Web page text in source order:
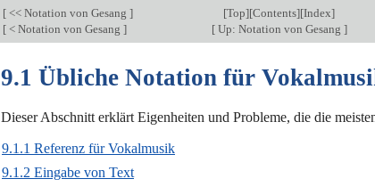
[ << Notation von Gesang ] [Top][Contents][Index]
[ < Notation von Gesang ] [Up: Notation von Gesang ]
9.1 Übliche Notation für
Dieser Abschnitt erklärt Eigenheiten und Probleme, die die
9.1.1 Referenz für Vokalmusik
9.1.2 Eingabe von Text